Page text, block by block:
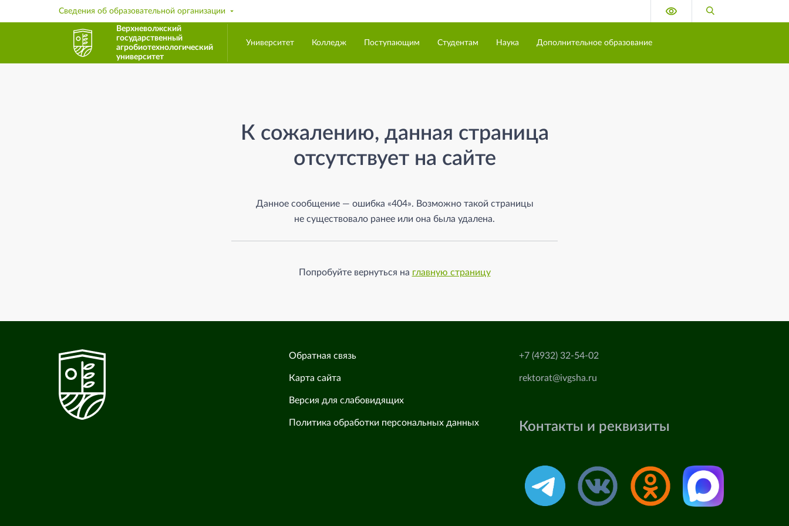
Сведения об образовательной организации Версия для слабовидящих
Верхневолжский
государственный
агробиотехнологический
университет
Университет Колледж Поступающим Студентам Наука Дополнительное образование
К сожалению, данная страница
отсутствует на сайте
Данное сообщение — ошибка «404». Возможно такой страницы
не существовало ранее или она была удалена.
Попробуйте вернуться на главную страницу
Обратная связь
Карта сайта
Версия для слабовидящих
Политика обработки персональных данных
+7 (4932) 32-54-02
rektorat@ivgsha.ru
Контакты и реквизиты